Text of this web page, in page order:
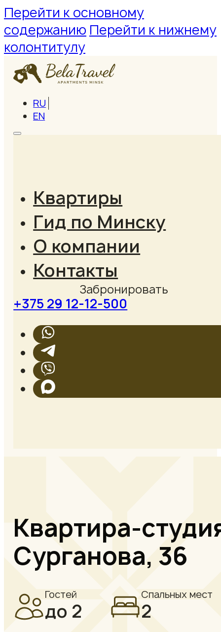
Перейти к основному
содержанию Перейти к нижнему
колонтитулу
RU
EN
Квартиры
Гид по Минску
О компании
Контакты
+375 29 12-12-500
Квартира-
Сурганова, 36
Гостей
до 2
Спальных мест
2